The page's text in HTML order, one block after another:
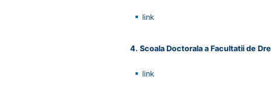
link
4. Scoala Doctorala a Facultatii de
link